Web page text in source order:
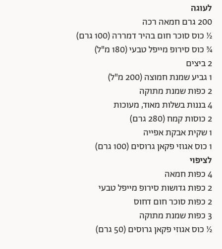
לעוגה
200 גרם חמאה רכה
½ כוס סוכר חום בהיר דמררה (100 גרם)
¾ כוס סירופ מייפל טבעי (180 מ"ל)
2 ביצים
1 גביע שמנת חמוצה (200 מ"ל)
2 כפות שמנת מתוקה
4 בננות בשלות מאוד, מעוכות
2 כוסות קמח (280 גרם)
1 שקית אבקת אפייה
1 כוס אגוזי פקאן גרוסים (100 גרם)
לציפוי
4 כפות חמאה
2 כפות גדושות סירופ מייפל טבעי
2 כפות סוכר חום דחוס
3 כפות שמנת מתוקה
½ כוס אגוזי פקאן גרוסים (50 גרם)